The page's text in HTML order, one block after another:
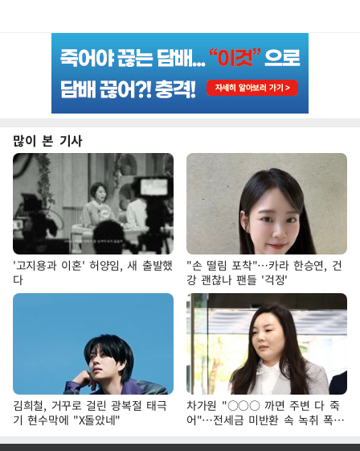
많이 본 기사
'고지용과 이혼' 허양임, 새 출발했
다
"손 떨림 포착"…카라 한승연, 건
강 괜찮나 팬들 '걱정'
김희철, 거꾸로 걸린 광복절 태극
기 현수막에 "X돌았네"
차가원 "○○○ 까면 주변 다 죽
어"…전세금 미반환 속 녹취 폭로
파장